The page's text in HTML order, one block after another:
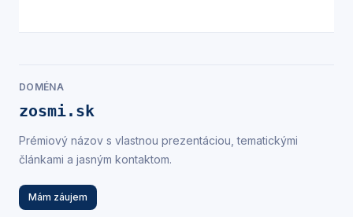
DOMÉNA
zosmi.sk
Prémiový názov s vlastnou prezentáciou, tematickými
článkami a jasným kontaktom.
Mám záujem